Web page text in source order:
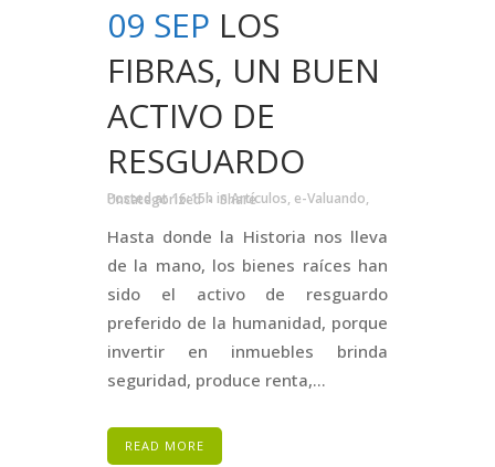
09 SEP LOS
FIBRAS, UN BUEN
ACTIVO DE
RESGUARDO
Posted at 16:15h inArtículos, e-Valuando,
Uncategorized Share
Hasta donde la Historia nos lleva
de la mano, los bienes raíces han
sido el activo de resguardo
preferido de la humanidad, porque
invertir en inmuebles brinda
seguridad, produce renta,...
READ MORE